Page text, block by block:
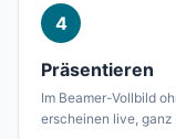
4
Präsentieren
Im Beamer-Vollbild
erscheinen live,